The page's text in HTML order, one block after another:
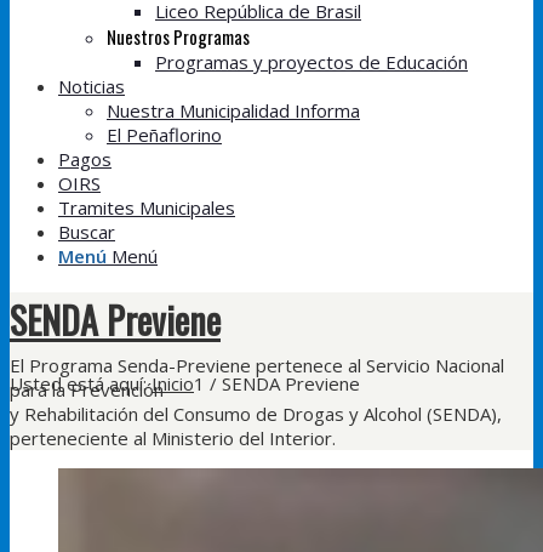
Liceo República de Brasil
Nuestros Programas
Programas y proyectos de Educación
Noticias
Nuestra Municipalidad Informa
El Peñaflorino
Pagos
OIRS
Tramites Municipales
Buscar
Menú Menú
SENDA Previene
Usted está aquí: Inicio1 / SENDA Previene
El Programa Senda-Previene pertenece al Servicio Nacional
para la Prevención
y Rehabilitación del Consumo de Drogas y Alcohol (SENDA),
perteneciente al Ministerio del Interior.